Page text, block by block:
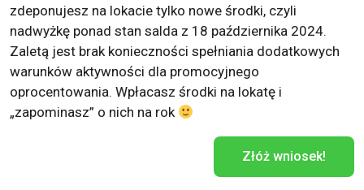
zdeponujesz na lokacie tylko nowe środki, czyli
nadwyżkę ponad stan salda z 18 października 2024.
Zaletą jest brak konieczności spełniania dodatkowych
warunków aktywności dla promocyjnego
oprocentowania. Wpłacasz środki na lokatę i
„zapominasz” o nich na rok
Złóż wniosek!